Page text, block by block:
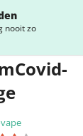
nooit zo